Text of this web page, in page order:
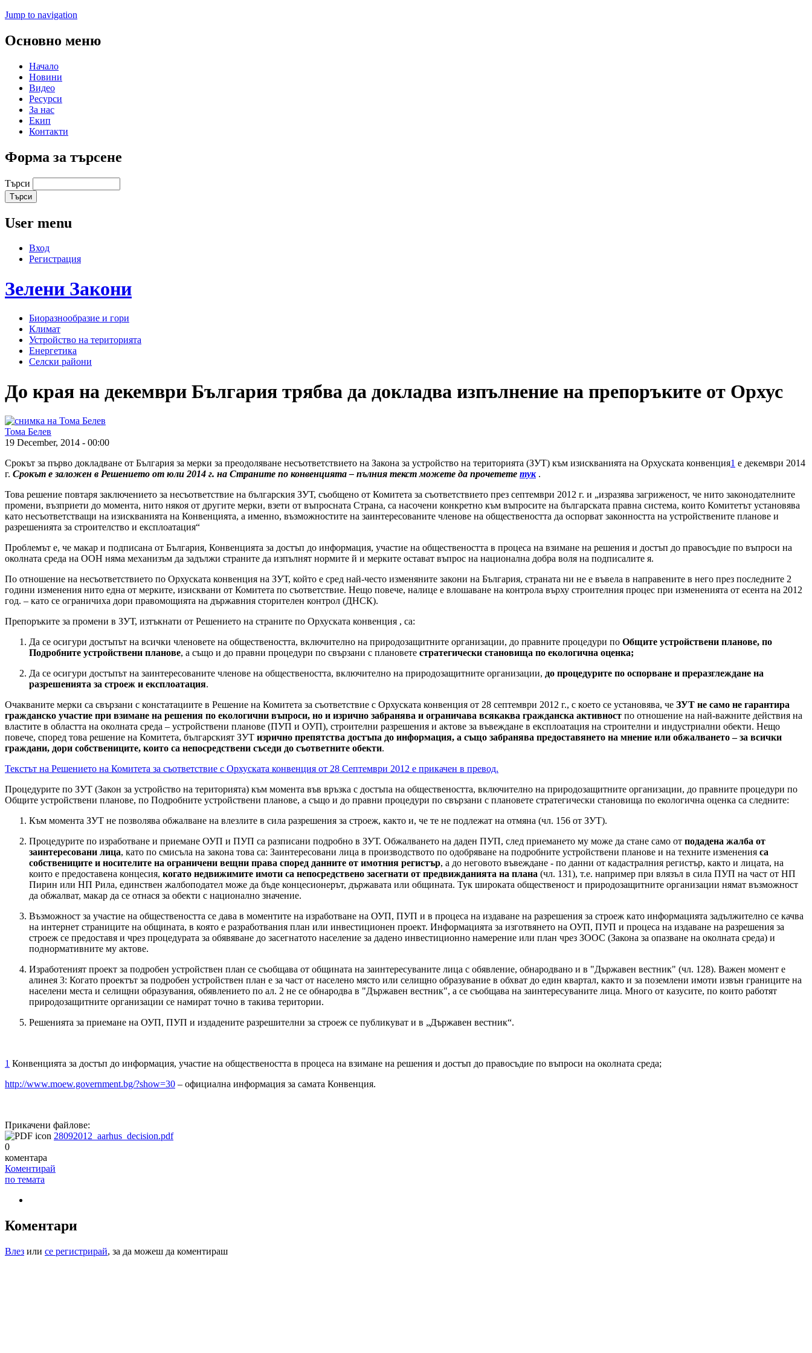
Jump to navigation
Основно меню
Начало
Новини
Видео
Ресурси
За нас
Екип
Контакти
Форма за търсене
Търси
User menu
Вход
Регистрация
Зелени Закони
Биоразнообразие и гори
Климат
Устройство на територията
Енергетика
Селски райони
До края на декември България трябва да докладва изпълнение на препоръките от Орхус
Тома Белев
19 December, 2014 - 00:00
Срокът за първо докладване от България за мерки за преодоляване несъответствието на Закона за устройство на територията (ЗУТ) към изискванията на Орхуската конвенция1 е декември 2014
г. Срокът е заложен в Решението от юли 2014 г. на Страните по конвенцията – пълния текст можете да прочетете тук.
Това решение повтаря заключението за несъответствие на българския ЗУТ, съобщено от Комитета за съответствието през септември 2012 г. и „изразява загриженост, че нито законодателните
промени, възприети до момента, нито някоя от другите мерки, взети от въпросната Страна, са насочени конкретно към въпросите на българската правна система, които Комитетът установява
като несъответстващи на изискванията на Конвенцията, а именно, възможностите на заинтересованите членове на обществеността да оспорват законността на устройствените планове и
разрешенията за строителство и експлоатация“
Проблемът е, че макар и подписана от България, Конвенцията за достъп до информация, участие на обществеността в процеса на взимане на решения и достъп до правосъдие по въпроси на
околната среда на ООН няма механизъм да задължи страните да изпълнят нормите й и мерките остават въпрос на национална добра воля на подписалите я.
По отношение на несъответствието по Орхуската конвенция на ЗУТ, който е сред най-често изменяните закони на България, страната ни не е въвела в направените в него през последните 2
години изменения нито една от мерките, изисквани от Комитета по съответствие. Нещо повече, налице е влошаване на контрола върху строителния процес при измененията от есента на 2012
год. – като се ограничиха дори правомощията на държавния сторителен контрол (ДНСК).
Препоръките за промени в ЗУТ, изтъкнати от Решението на страните по Орхуската конвенция , са:
Да се осигури достъпът на всички членовете на обществеността, включително на природозащитните организации, до правните процедури по Общите устройствени планове, по
Подробните устройствени планове, а също и до правни процедури по свързани с плановете стратегически становища по екологична оценка;
Да се осигури достъпът на заинтересованите членове на обществеността, включително на природозащитните организации, до процедурите по оспорване и преразглеждане на
разрешенията за строеж и експлоатация.
Очакваните мерки са свързани с констатациите в Решение на Комитета за съответствие с Орхуската конвенция от 28 септември 2012 г., с което се установява, че ЗУТ не само не гарантира
гражданско участие при взимане на решения по екологични въпроси, но и изрично забранява и ограничава всякаква гражданска активност по отношение на най-важните действия на
властите в областта на околната среда – устройствени планове (ПУП и ОУП), строителни разрешения и актове за въвеждане в експлоатация на строителни и индустриални обекти. Нещо
повече, според това решение на Комитета, българският ЗУТ изрично препятства достъпа до информация, а също забранява предоставянето на мнение или обжалването – за всички
граждани, дори собствениците, които са непосредствени съседи до съответните обекти.
Текстът на Решението на Комитета за съответствие с Орхуската конвенция от 28 Септември 2012 е прикачен в превод.
Процедурите по ЗУТ (Закон за устройство на територията) към момента във връзка с достъпа на обществеността, включително на природозащитните организации, до правните процедури по
Общите устройствени планове, по Подробните устройствени планове, а също и до правни процедури по свързани с плановете стратегически становища по екологична оценка са следните:
Към момента ЗУТ не позволява обжалване на влезлите в сила разрешения за строеж, както и, че те не подлежат на отмяна (чл. 156 от ЗУТ).
Процедурите по изработване и приемане ОУП и ПУП са разписани подробно в ЗУТ. Обжалването на даден ПУП, след приемането му може да стане само от подадена жалба от
заинтересовани лица, като по смисъла на закона това са: Заинтересовани лица в производството по одобряване на подробните устройствени планове и на техните изменения са
собствениците и носителите на ограничени вещни права според данните от имотния регистър, а до неговото въвеждане - по данни от кадастралния регистър, както и лицата, на
които е предоставена концесия, когато недвижимите имоти са непосредствено засегнати от предвижданията на плана (чл. 131), т.е. например при влязъл в сила ПУП на част от НП
Пирин или НП Рила, единствен жалбоподател може да бъде концесионерът, държавата или общината. Тук широката общественост и природозащитните организации нямат възможност
да обжалват, макар да се отнася за обекти с национално значение.
Възможност за участие на обществеността се дава в моментите на изработване на ОУП, ПУП и в процеса на издаване на разрешения за строеж като информацията задължително се качва
на интернет страниците на общината, в която е разработвания план или инвестиционен проект. Информацията за изготвянето на ОУП, ПУП и процеса на издаване на разрешения за
строеж се предоставя и чрез процедурата за обявяване до засегнатото население за дадено инвестиционно намерение или план чрез ЗООС (Закона за опазване на околната среда) и
поднормативните му актове.
Изработеният проект за подробен устройствен план се съобщава от общината на заинтересуваните лица с обявление, обнародвано и в "Държавен вестник" (чл. 128). Важен момент е
алинея 3: Когато проектът за подробен устройствен план е за част от населено място или селищно образувание в обхват до един квартал, както и за поземлени имоти извън границите на
населени места и селищни образувания, обявлението по ал. 2 не се обнародва в "Държавен вестник", а се съобщава на заинтересуваните лица. Много от казусите, по които работят
природозащитните организации се намират точно в такива територии.
Решенията за приемане на ОУП, ПУП и издадените разрешителни за строеж се публикуват и в „Държавен вестник“.
1 Конвенцията за достъп до информация, участие на обществеността в процеса на взимане на решения и достъп до правосъдие по въпроси на околната среда;
http://www.moew.government.bg/?show=30 – официална информация за самата Конвенция.
Прикачени файлове:
28092012_aarhus_decision.pdf
0
коментара
Коментирай
по темата
Коментари
Влез или се регистрирай, за да можеш да коментираш